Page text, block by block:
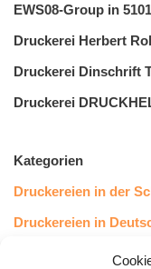
EWS08-Group in
Druckerei Herbert
Druckerei Dinschrift
Druckerei
Kategorien
Druckereien in der
Druckereien in
Druckereien in